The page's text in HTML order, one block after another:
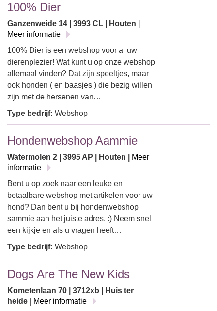
100% Dier
Ganzenweide 14 | 3993 CL | Houten |
Meer informatie
100% Dier is een webshop voor al uw
dierenplezier! Wat kunt u op onze webshop
allemaal vinden? Dat zijn speeltjes, maar
ook honden ( en baasjes ) die bezig willen
zijn met de hersenen van…
Type bedrijf: Webshop
Hondenwebshop Aammie
Watermolen 2 | 3995 AP | Houten |
Meer
informatie
Bent u op zoek naar een leuke en
betaalbare webshop met artikelen voor uw
hond? Dan bent u bij hondenwebshop
sammie aan het juiste adres. :) Neem snel
een kijkje en als u vragen heeft…
Type bedrijf: Webshop
Dogs Are The New Kids
Kometenlaan 70 | 3712xb | Huis ter
heide |
Meer informatie